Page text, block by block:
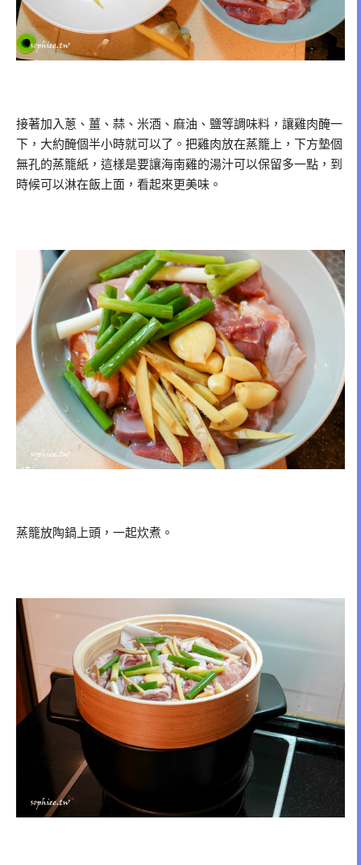
接著加入蔥、薑、蒜、米酒、麻油、鹽等調味料，讓雞肉醃一
下，大約醃個半小時就可以了。把雞肉放在蒸籠上，下方墊個
無孔的蒸籠紙，這樣是要讓海南雞的湯汁可以保留多一點，到
時候可以淋在飯上面，看起來更美味。
蒸籠放陶鍋上頭，一起炊煮。